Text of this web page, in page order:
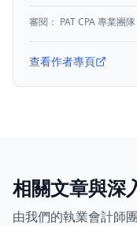
審閱： PAT CPA 專業團隊
查看作者專頁
相關文章與深
由我們的執業會計師